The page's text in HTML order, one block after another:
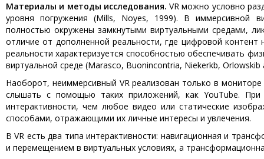
Материалы и методы исследования. VR можно условно
уровня погружения (Mills, Noyes, 1999). В иммерсивной
полностью окружены замкнутыми виртуальными средами,
отличие от дополненной реальности, где цифровой
реальности характеризуется способностью обеспечивать
виртуальной среде (Marasco, Buonincontria, Niekerkb, Orlowskib
Наоборот, неиммерсивный VR реализован только в
слышать с помощью таких приложений, как YouTube.
интерактивности, чем любое видео или статические
способами, отражающими их личные интересы и увлечения.
В VR есть два типа интерактивности: навигационная и
и перемещением в виртуальных условиях, а